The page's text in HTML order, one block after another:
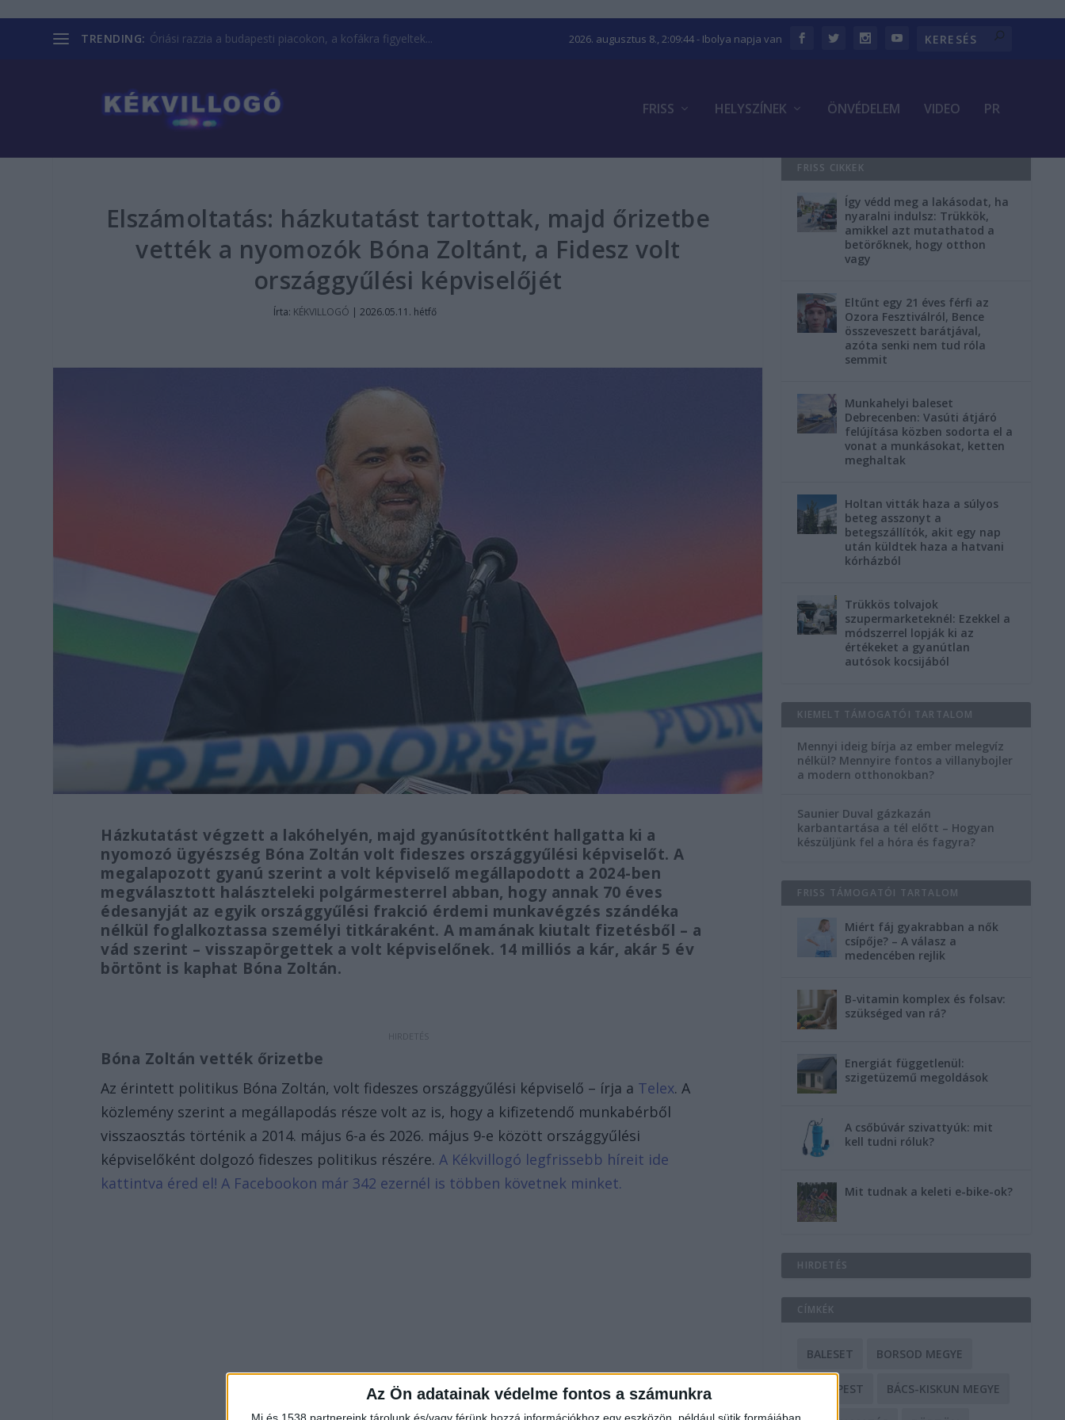
Az Ön adatainak védelme fontos a számunkra
TRENDING: Óriási razzia a budapesti piacokon, a kofákra figyeltek... 2026. augusztus 8., 2:09:45- Ibolya napja van
FRISS HELYSZÍNEK ÖNVÉDELEM VIDEO PR
Elszámoltatás: házkutatást tartottak, majd őrizetbe
vették a nyomozók Bóna Zoltánt, a Fidesz volt
országgyűlési képviselőjét
Írta: KÉKVILLOGÓ |2026.05.11. hétfő
Házkutatást végzett a lakóhelyén, majd gyanúsítottként hallgatta ki a
nyomozó ügyészség Bóna Zoltán volt fideszes országgyűlési képviselőt. A
megalapozott gyanú szerint a volt képviselő megállapodott a 2024-ben
megválasztott halászteleki polgármesterrel abban, hogy annak 70 éves
édesanyját az egyik országgyűlési frakció érdemi munkavégzés szándéka
nélkül foglalkoztassa személyi titkáraként. A mamának kiutalt fizetésből – a
vád szerint – visszapörgettek a volt képviselőnek. 14 milliós a kár, akár 5 év
börtönt is kaphat Bóna Zoltán.
Bóna Zoltán vették őrizetbe
Az érintett politikus Bóna Zoltán, volt fideszes országgyűlési képviselő – írja a Telex. A
közlemény szerint a megállapodás része volt az is, hogy a kifizetendő munkabérből
visszaosztás történik a 2014. május 6-a és 2026. május 9-e között országgyűlési
képviselőként dolgozó fideszes politikus részére.A Kékvillogó legfrissebb híreit ide
kattintva éred el! A Facebookon már 342 ezernél is többen követnek minket.
FRISS CIKKEK
Így védd meg a lakásodat, ha
nyaralni indulsz: Trükkök,
amikkel azt mutathatod a
betörőknek, hogy otthon
vagy
Eltűnt egy 21 éves férfi az
Ozora Fesztiválról, Bence
összeveszett barátjával,
azóta senki nem tud róla
semmit
Munkahelyi baleset
Debrecenben: Vasúti átjáró
felújítása közben sodorta el a
vonat a munkásokat, ketten
meghaltak
Holtan vitták haza a súlyos
beteg asszonyt a
betegszállítók, akit egy nap
után küldtek haza a hatvani
kórházból
Trükkös tolvajok
szupermarketeknél: Ezekkel a
módszerrel lopják ki az
értékeket a gyanútlan
autósok kocsijából
KIEMELT TÁMOGATÓI TARTALOM
Mennyi ideig bírja az ember melegvíz
nélkül? Mennyire fontos a villanybojler
a modern otthonokban?
Saunier Duval gázkazán
karbantartása a tél előtt – Hogyan
készüljünk fel a hóra és fagyra?
FRISS TÁMOGATÓI TARTALOM
Miért fáj gyakrabban a nők
csípője? – A válasz a
medencében rejlik
B-vitamin komplex és folsav:
szükséged van rá?
Energiát függetlenül:
szigetüzemű megoldások
A csőbúvár szivattyúk: mit
kell tudni róluk?
Mit tudnak a keleti e-bike-ok?
HIRDETÉS
CÍMKÉK
BALESET BORSOD MEGYE
BUDAPEST BÁCS-KISKUN MEGYE